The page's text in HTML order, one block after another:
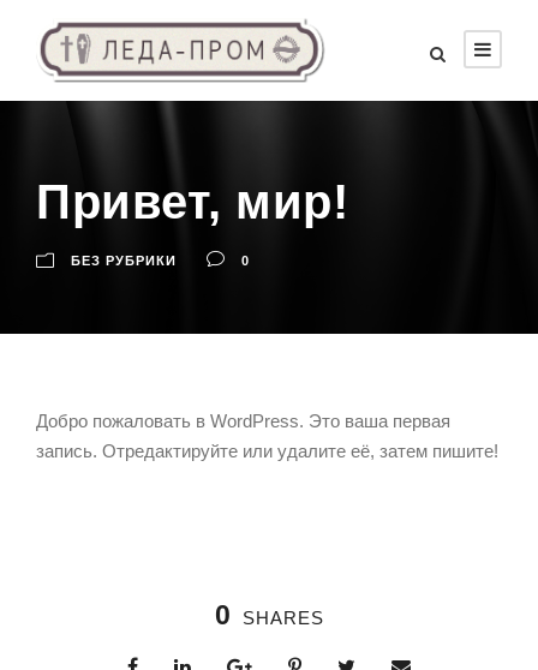
Привет, мир!
БЕЗ РУБРИКИ 0
Добро пожаловать в WordPress. Это ваша первая
запись. Отредактируйте или удалите её, затем пишите!
0 SHARES